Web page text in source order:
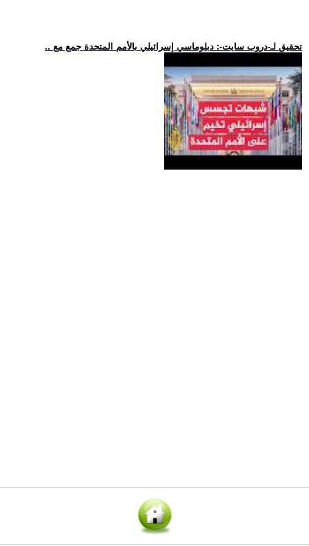
.. تحقيق لـ-دروب سايت-: دبلوماسي إسرائيلي بالأمم المتحدة جمع مع